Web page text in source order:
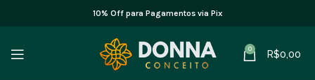
10% Off para Pagamentos via Pix
0 R$0,00